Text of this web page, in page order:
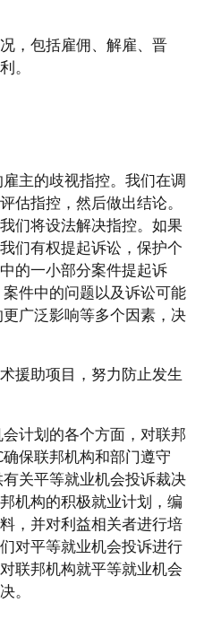
，包括雇佣、解雇、晋
。
雇主的歧视指控。我们在调
估指控，然后做出结论。
们将设法解决指控。如果
们有权提起诉讼，保护个
的一小部分案件提起诉
案件中的问题以及诉讼可能
更广泛影响等多个因素，决
援助项目，努力防止发生
会计划的各个方面，对联邦
确保联邦机构和部门遵守
有关平等就业机会投诉裁决
机构的积极就业计划，编
，并对利益相关者进行培
对平等就业机会投诉进行
联邦机构就平等就业机会
。